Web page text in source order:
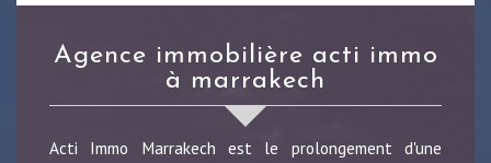
agence immobilière acti immo
à marrakech
Acti Immo Marrakech est le prolongement d'une